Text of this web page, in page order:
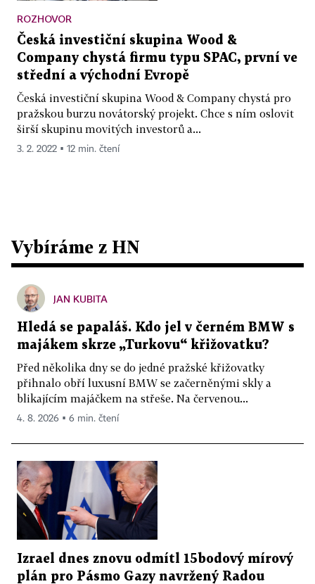
ROZHOVOR
Česká investiční skupina Wood &
Company chystá firmu typu SPAC, první ve
střední a východní Evropě
Česká investiční skupina Wood & Company chystá pro
pražskou burzu novátorský projekt. Chce s ním oslovit
širší skupinu movitých investorů a...
3. 2. 2022 ▪ 12 min. čtení
Vybíráme z HN
JAN KUBITA
Hledá se papaláš. Kdo jel v černém BMW s
majákem skrze „Turkovu“ křižovatku?
Před několika dny se do jedné pražské křižovatky
přihnalo obří luxusní BMW se začerněnými skly a
blikajícím majáčkem na střeše. Na červenou...
4. 8. 2026 ▪ 6 min. čtení
Izrael dnes znovu odmítl 15bodový mírový
plán pro Pásmo Gazy navržený Radou